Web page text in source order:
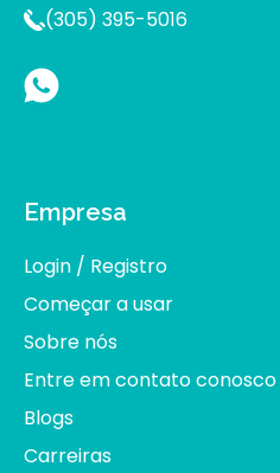
(305) 395-5016
Empresa
Login / Registro
Começar a usar
Sobre nós
Entre em contato conosco
Blogs
Carreiras